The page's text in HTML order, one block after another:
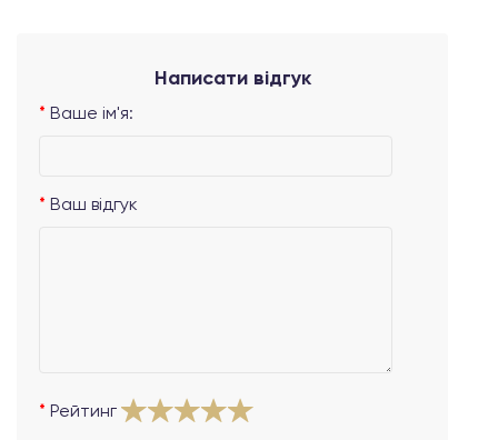
Написати відгук
Ваше ім'я:
Ваш відгук
Рейтинг